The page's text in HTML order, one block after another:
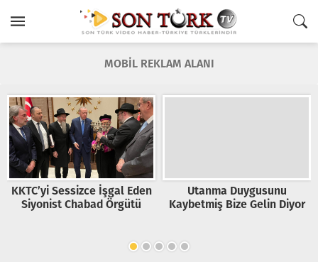
MOBİL REKLAM ALANI
KKTC’yi Sessizce İşgal Eden
Siyonist Chabad Örgütü
Utanma Duygusunu
Kaybetmiş Bize Gelin Diyor